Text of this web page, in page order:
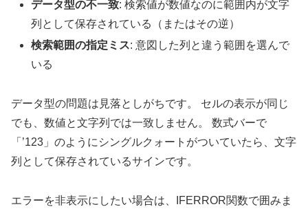
データ型の不一致: 検索値が数値なのに範囲内が文字
列として保存されている（またはその逆）
検索範囲の指定ミス: 意図した列と違う範囲を選んで
いる
データ型の問題は見落としがちです。 セルの表示が同じ
でも、数値と文字列では一致しません。 数式バーで
「’123」のようにシングルクォートがついていたら、文字
列として保存されているサインです。
エラーを非表示にしたい場合は、IFERROR関数で囲みま